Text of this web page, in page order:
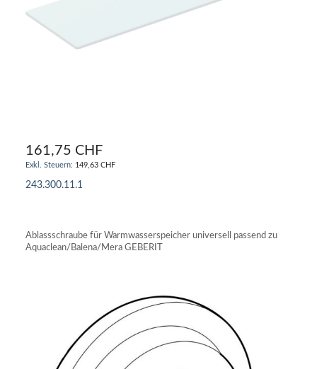
161,75 CHF
149,63 CHF
243.300.11.1
Ablassschraube für Warmwasserspeicher universell passend zu
Aquaclean/Balena/Mera GEBERIT